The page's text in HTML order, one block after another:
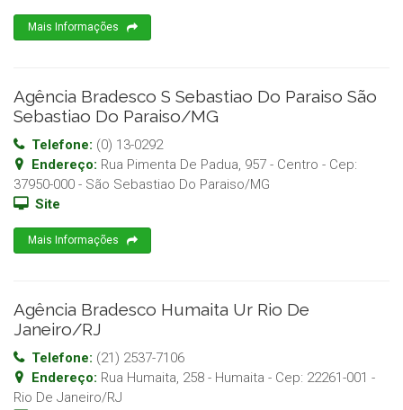
Mais Informações
Agência Bradesco S Sebastiao Do Paraiso São
Sebastiao Do Paraiso/MG
Telefone: (0) 13-0292
Endereço: Rua Pimenta De Padua, 957 - Centro - Cep:
37950-000 - São Sebastiao Do Paraiso/MG
Site
Mais Informações
Agência Bradesco Humaita Ur Rio De
Janeiro/RJ
Telefone: (21) 2537-7106
Endereço: Rua Humaita, 258 - Humaita - Cep: 22261-001 -
Rio De Janeiro/RJ